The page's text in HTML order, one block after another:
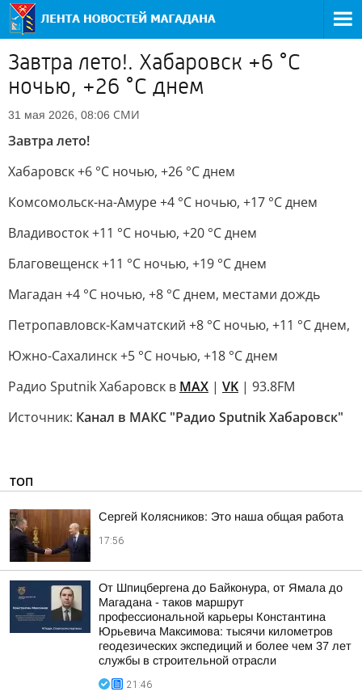
Завтра лето!. Хабаровск +6 °C
ночью, +26 °C днем
31 мая 2026, 08:06 СМИ
Завтра лето!
Хабаровск +6 °C ночью, +26 °C днем
Комсомольск-на-Амуре +4 °C ночью, +17 °C днем
Владивосток +11 °C ночью, +20 °C днем
Благовещенск +11 °C ночью, +19 °C днем
Магадан +4 °C ночью, +8 °C днем, местами дождь
Петропавловск-Камчатский +8 °C ночью, +11 °C днем,
Южно-Сахалинск +5 °C ночью, +18 °C днем
Радио Sputnik Хабаровск в MAX | VK | 93.8FM
Источник: Канал в МАКС "Радио Sputnik Хабаровск"
ТОП
Сергей Колясников: Это наша общая работа
17:56
От Шпицбергена до Байконура, от Ямала до
Магадана - таков маршрут
профессиональной карьеры Константина
Юрьевича Максимова: тысячи километров
геодезических экспедиций и более чем 37 лет
службы в строительной отрасли
21:46